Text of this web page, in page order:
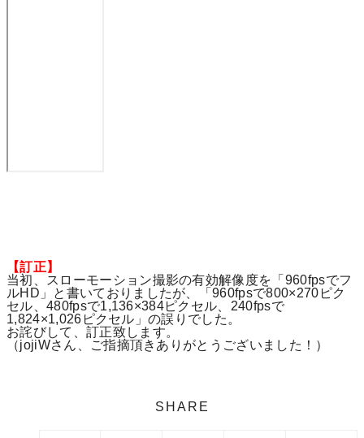
【訂正】
当初、スローモーション撮影の有効解像度を「960fpsでフ
ルHD」と書いておりましたが、「960fpsで800×270ピク
セル、480fpsで1,136×384ピクセル、240fpsで
1,824×1,026ピクセル」の誤りでした。
お詫びして、訂正致します。
（jojiWさん、ご指摘頂きありがとうございました！）
SHARE